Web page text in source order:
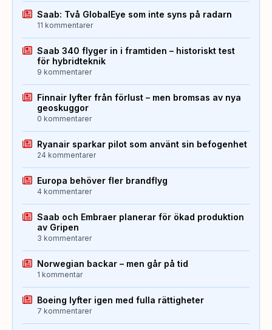
Saab: Två GlobalEye som inte syns på radarn
11 kommentarer
Saab 340 flyger in i framtiden – historiskt test
för hybridteknik
9 kommentarer
Finnair lyfter från förlust – men bromsas av nya
geoskuggor
0 kommentarer
Ryanair sparkar pilot som använt sin befogenhet
24 kommentarer
Europa behöver fler brandflyg
4 kommentarer
Saab och Embraer planerar för ökad produktion
av Gripen
3 kommentarer
Norwegian backar – men går på tid
1 kommentar
Boeing lyfter igen med fulla rättigheter
7 kommentarer